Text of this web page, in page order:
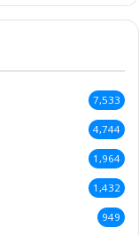
7,533
4,744
1,964
1,432
949